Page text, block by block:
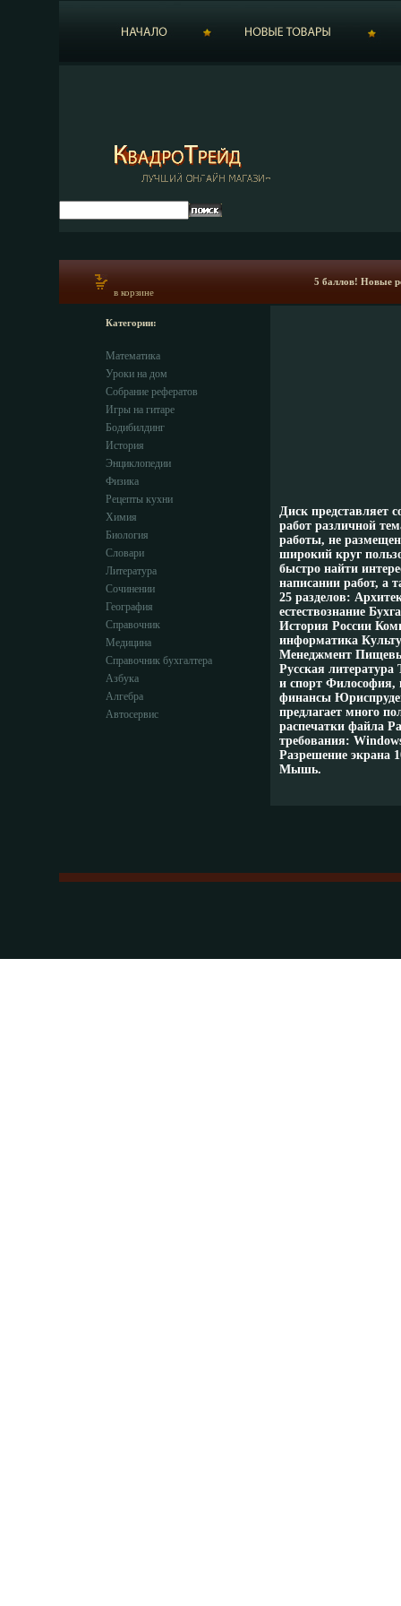
в корзине
5 баллов! Новые
Категории:
Математика
Уроки на дом
Собрание рефератов
Игры на гитаре
Бодибилдинг
История
Энциклопедии
Физика
Рецепты кухни
Химия
Биология
Словари
Литература
Сочинении
География
Справочник
Медицина
Справочник бухгалтера
Азбука
Алгебра
Автосервис
Диск представляет
работ различной
работы, не
широкий круг
быстро найти
написании работ, а
25 разделов:
естествознание
История России
информатика
Менеджмент
Русская
и спорт Философия,
финансы
предлагает много
распечатки файла
требования:
Разрешение экрана
Мышь.